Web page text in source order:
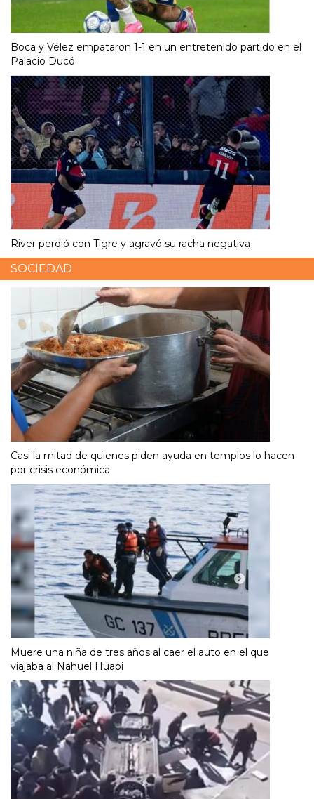
Boca y Vélez empataron 1-1 en un entretenido partido en el
Palacio Ducó
River perdió con Tigre y agravó su racha negativa
SOCIEDAD
Casi la mitad de quienes piden ayuda en templos lo hacen
por crisis económica
Muere una niña de tres años al caer el auto en el que
viajaba al Nahuel Huapi